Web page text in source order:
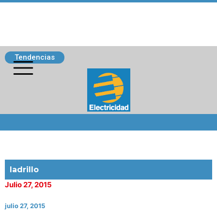
Tendencias
ladrillo
Julio 27, 2015
julio 27, 2015